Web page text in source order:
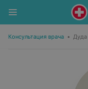
Консультация врача •